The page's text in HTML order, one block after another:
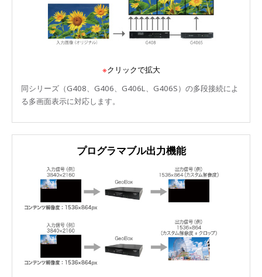
※クリックで拡大
同シリーズ（G408、G406、G406L、G406S）の多段接続によ
る多画面表示に対応します。
プログラマブル出力機能